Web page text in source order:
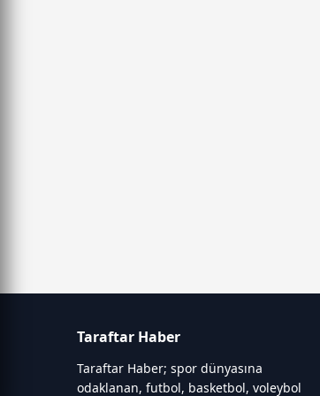
Taraftar Haber
Taraftar Haber; spor dünyasına
odaklanan, futbol, basketbol, voleybol